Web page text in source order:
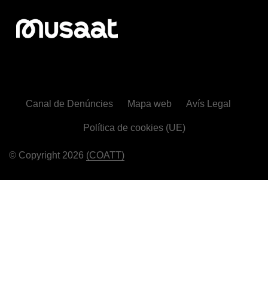
© Copyright 2026 (COATT)
Canal de Denúncies Mapa web Avís Legal
Política de cookies (UE)